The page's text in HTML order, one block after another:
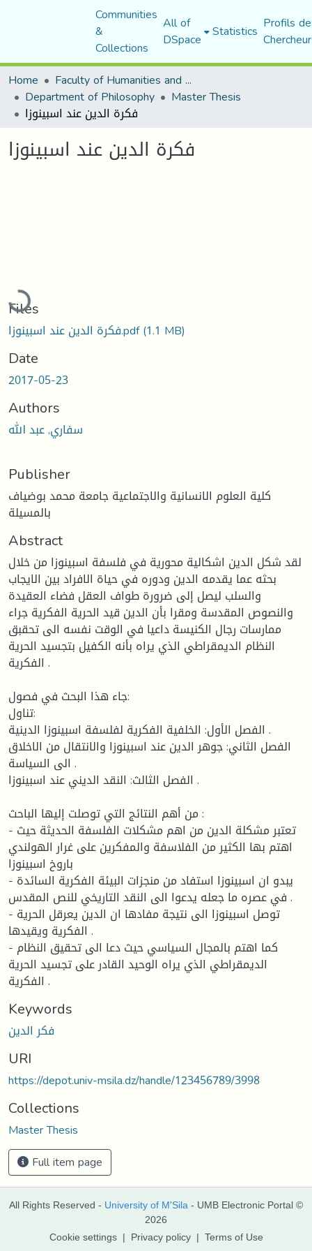
Communities
&
Collections
All of
DSpace Statistics Profils
Home
Faculty of Humanities and Social Sciences
Department of Philosophy Master Thesis
فكرة الدين عند اسبينوزا
فكرة الدين عند اسبينوزا
Loading...
Files
فكرة الدين عند اسبينوزا.pdf(1.1 MB)
Date
2017-05-23
Authors
سفاري, عبد الله
Publisher
كلية العلوم الانسانية والاجتماعية جامعة محمد بوضياف
بالمسيلة
Abstract
لقد شكل الدين اشكالية محورية في فلسفة اسبينوزا من خلال
بحثه عما يقدمه الدين ودوره في حياة الافراد بين الايجاب
والسلب ليصل إلى ضرورة طواف العقل فضاء العقيدة
والنصوص المقدسة ومقرا بأن الدين قيد الحرية الفكرية جراء
ممارسات رجال الكنيسة داعيا في الوقت نفسه الى تحقبق
النظام الديمقراطي الذي يراه بأنه الكفيل بتجسيد الحرية
الفكرية .
جاء هذا البحث في فصول:
تناول:
الفصل الأول: الخلفية الفكرية لفلسفة اسبينوزا الدينية .
الفصل الثاني: جوهر الدين عند اسبينوزا والانتقال من الاخلاق
الى السياسة .
الفصل الثالث: النقد الديني عند اسبينوزا .
من أهم النتائج التي توصلت إليها الباحث :
- تعتبر مشكلة الدين من اهم مشكلات الفلسفة الحديثة حيث
اهتم بها الكثير من الفلاسفة والمفكرين على غرار الهولندي
باروخ اسبينوزا
- يبدو ان اسبينوزا استفاد من منجزات البيئة الفكرية السائدة
في عصره ما جعله يدعوا الى النقد التاريخي للنص المقدس .
- توصل اسبينوزا الى نتيجة مفادها ان الدين يعرقل الحرية
الفكرية ويقيدها .
- كما اهتم بالمجال السياسي حيث دعا الى تحقيق النظام
الديمقراطي الذي يراه الوحيد القادر على تجسيد الحرية
الفكرية .
Keywords
فكر الدين
URI
https://depot.univ-msila.dz/handle/123456789/3998
Collections
Master Thesis
Full item page
All Rights Reserved - University of M'Sila - UMB Electronic Portal ©
2026
Cookie settings | Privacy policy | Terms of Use